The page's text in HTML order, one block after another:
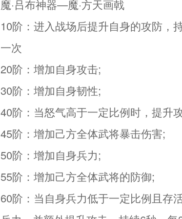
魔·吕布神器—魔·方天画戟
10阶：进入战场后提升自身的攻防，
一次
20阶：增加自身攻击;
30阶：增加自身韧性;
40阶：当怒气高于一定比例时，提升
45阶：增加己方全体武将暴击伤害;
50阶：增加自身兵力;
55阶：增加己方全体武将的防御;
60阶：当自身兵力低于一定比例且存